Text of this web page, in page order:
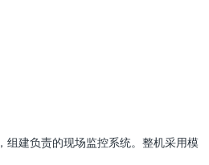
组建负责的现场监控系统。整机采用模